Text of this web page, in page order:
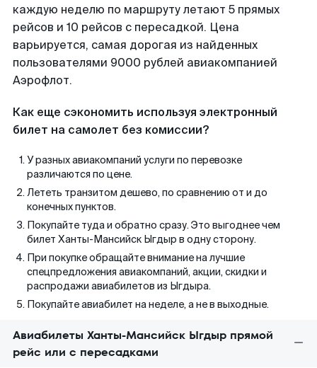
каждую неделю по маршруту летают 5 прямых
рейсов и 10 рейсов с пересадкой. Цена
варьируется, самая дорогая из найденных
пользователями 9000 рублей авиакомпанией
Аэрофлот.
Как еще сэкономить используя электронный
билет на самолет без комиссии?
У разных авиакомпаний услуги по перевозке
различаются по цене.
Лететь транзитом дешево, по сравнению от и до
конечных пунктов.
Покупайте туда и обратно сразу. Это выгоднее чем
билет Ханты-Мансийск Ыгдыр в одну сторону.
При покупке обращайте внимание на лучшие
спецпредложения авиакомпаний, акции, скидки и
распродажи авиабилетов из Ыгдыра.
Покупайте авиабилет на неделе, а не в выходные.
Авиабилеты Ханты-Мансийск Ыгдыр прямой
рейс или с пересадками